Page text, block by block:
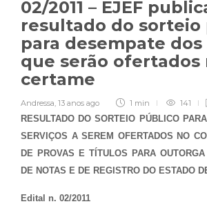
02/2011 – EJEF
resultado do sorteio
para desempate dos
que serão ofertados
certame
Andressa, 13 anos ago 1 min 141
RESULTADO DO SORTEIO PÚBLICO
SERVIÇOS A SEREM OFERTADOS NO
DE PROVAS E TÍTULOS PARA
DE NOTAS E DE REGISTRO DO ESTADO
Edital n. 02/2011